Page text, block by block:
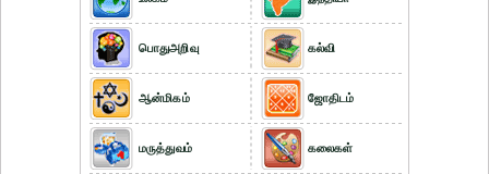
பொதுஅறிவு
ஆன்மிகம்
மருத்துவம்
கல்வி
ஜோதிடம்
கலைகள்